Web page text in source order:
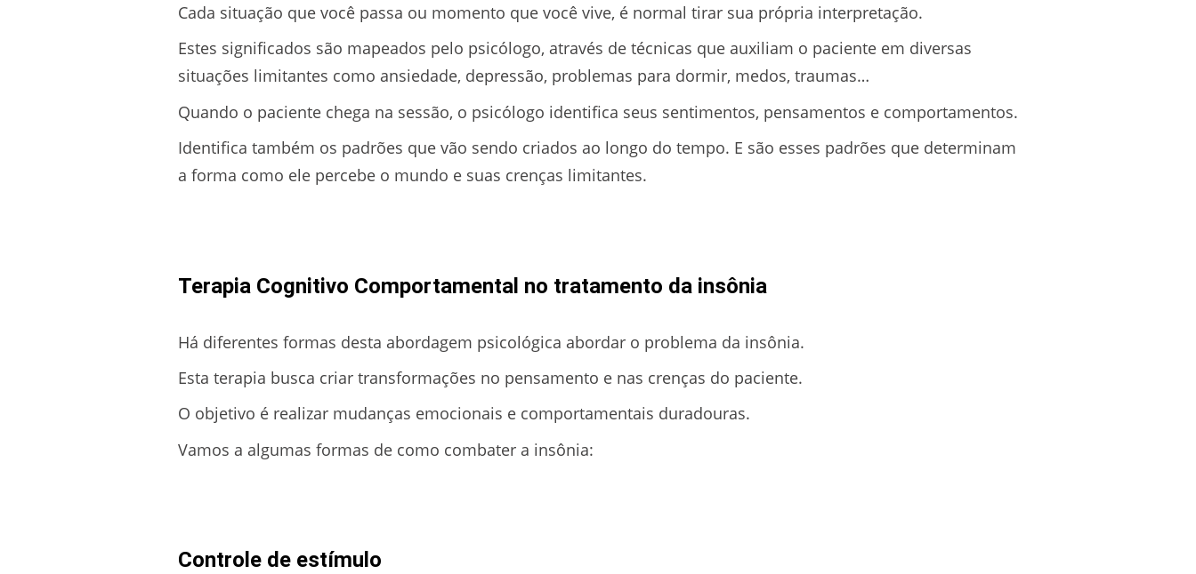
Cada situação que você passa ou momento que você vive, é normal tirar sua própria interpretação.
Estes significados são mapeados pelo psicólogo, através de técnicas que auxiliam o paciente em diversas
situações limitantes como ansiedade, depressão, problemas para dormir, medos, traumas…
Quando o paciente chega na sessão, o psicólogo identifica seus sentimentos, pensamentos e comportamentos.
Identifica também os padrões que vão sendo criados ao longo do tempo. E são esses padrões que determinam
a forma como ele percebe o mundo e suas crenças limitantes.
Terapia Cognitivo Comportamental no tratamento da insônia
Há diferentes formas desta abordagem psicológica abordar o problema da insônia.
Esta terapia busca criar transformações no pensamento e nas crenças do paciente.
O objetivo é realizar mudanças emocionais e comportamentais duradouras.
Vamos a algumas formas de como combater a insônia:
Controle de estímulo